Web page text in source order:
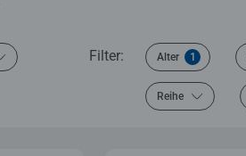
Filter: Alter 1
Reihe